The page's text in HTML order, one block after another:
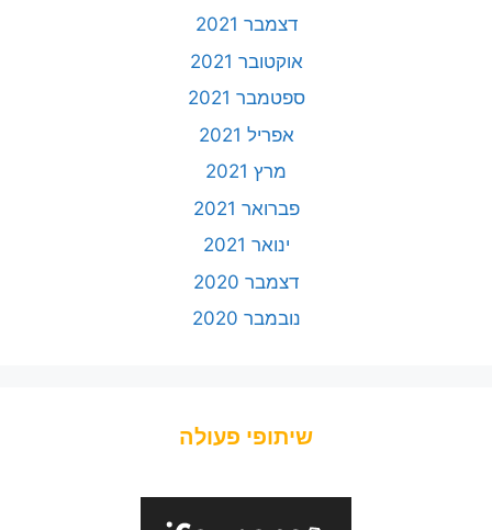
דצמבר 2021
אוקטובר 2021
ספטמבר 2021
אפריל 2021
מרץ 2021
פברואר 2021
ינואר 2021
דצמבר 2020
נובמבר 2020
שיתופי פעולה